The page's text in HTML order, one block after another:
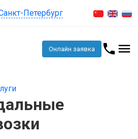
Петербург
Онлайн заявка